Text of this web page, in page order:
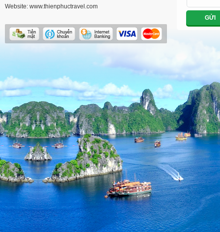
Website: www.thienphuctravel.com
GỬI